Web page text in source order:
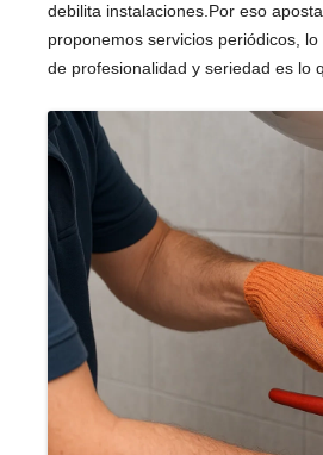
debilita instalaciones.Por eso
proponemos servicios periódicos,
de profesionalidad y seriedad es lo